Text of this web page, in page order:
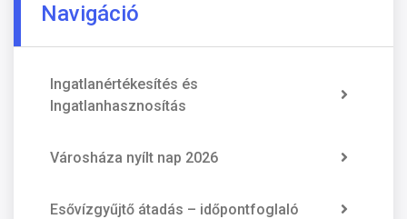
Navigáció
Ingatlanértékesítés és
Ingatlanhasznosítás
Városháza nyílt nap 2026
Esővízgyűjtő átadás – időpontfoglaló